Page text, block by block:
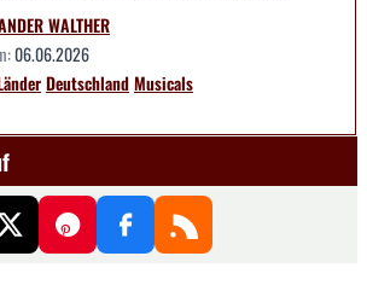
WALTHER
06.06.2026
DeutschlandMusicals